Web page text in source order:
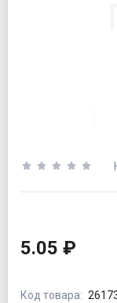
5.05 ₽
Код товара: